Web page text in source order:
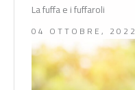
La fuffa e i fuffaroli
04 OTTOBRE, 2022